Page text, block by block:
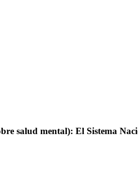
salud mental): El Sistema